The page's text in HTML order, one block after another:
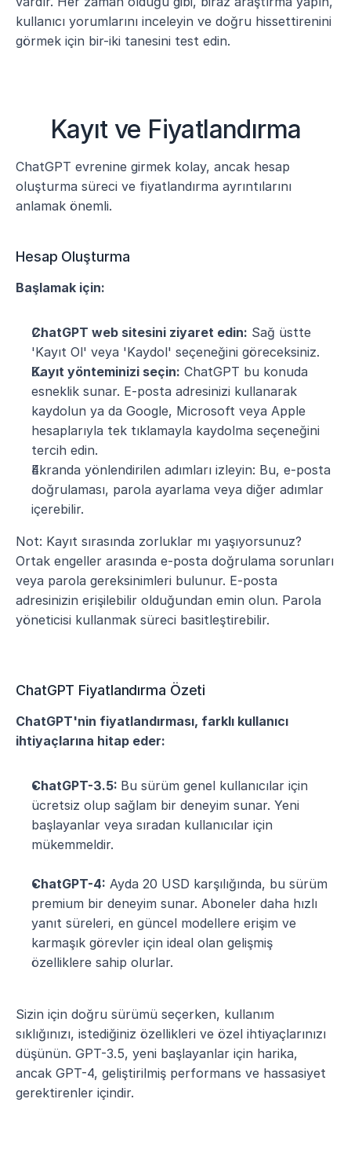
kullanıcı yorumlarını inceleyin ve doğru hissettirenini
görmek için bir-iki tanesini test edin.
Kayıt ve Fiyatlandırma
ChatGPT evrenine girmek kolay, ancak hesap
oluşturma süreci ve fiyatlandırma ayrıntılarını
anlamak önemli.
Hesap Oluşturma
Başlamak için:
ChatGPT web sitesini ziyaret edin: Sağ üstte
'Kayıt Ol' veya 'Kaydol' seçeneğini göreceksiniz.
Kayıt yönteminizi seçin: ChatGPT bu konuda
esneklik sunar. E-posta adresinizi kullanarak
kaydolun ya da Google, Microsoft veya Apple
hesaplarıyla tek tıklamayla kaydolma seçeneğini
tercih edin.
Ekranda yönlendirilen adımları izleyin: Bu, e-posta
doğrulaması, parola ayarlama veya diğer adımlar
içerebilir.
Not: Kayıt sırasında zorluklar mı yaşıyorsunuz?
Ortak engeller arasında e-posta doğrulama sorunları
veya parola gereksinimleri bulunur. E-posta
adresinizin erişilebilir olduğundan emin olun. Parola
yöneticisi kullanmak süreci basitleştirebilir.
ChatGPT Fiyatlandırma Özeti
ChatGPT'nin fiyatlandırması, farklı kullanıcı
ihtiyaçlarına hitap eder:
ChatGPT-3.5: Bu sürüm genel kullanıcılar için
ücretsiz olup sağlam bir deneyim sunar. Yeni
başlayanlar veya sıradan kullanıcılar için
mükemmeldir.
ChatGPT-4: Ayda 20 USD karşılığında, bu sürüm
premium bir deneyim sunar. Aboneler daha hızlı
yanıt süreleri, en güncel modellere erişim ve
karmaşık görevler için ideal olan gelişmiş
özelliklere sahip olurlar.
Sizin için doğru sürümü seçerken, kullanım
sıklığınızı, istediğiniz özellikleri ve özel ihtiyaçlarınızı
düşünün. GPT-3.5, yeni başlayanlar için harika,
ancak GPT-4, geliştirilmiş performans ve hassasiyet
gerektirenler içindir.